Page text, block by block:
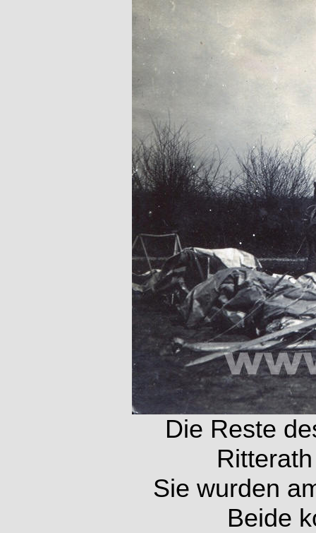
Die Reste
Sie wurden
Beide